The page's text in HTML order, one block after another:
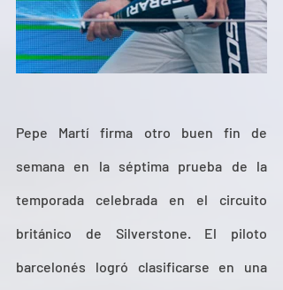
Pepe Martí firma otro buen fin de
semana en la séptima prueba de la
temporada celebrada en el circuito
británico de Silverstone. El piloto
barcelonés logró clasificarse en una